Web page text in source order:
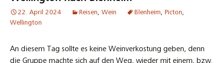
22. April 2024 Reisen, Wein Blenheim, Picton,
Wellington
An diesem Tag sollte es keine Weinverkostung geben, denn
die Gruppe machte sich auf den Weg, wieder mit einem, bzw.